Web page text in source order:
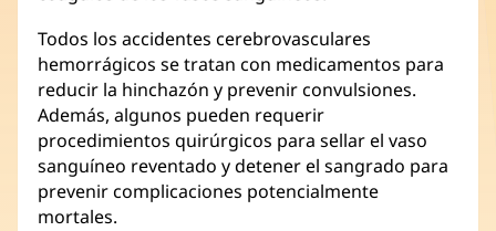
Todos los accidentes cerebrovasculares
hemorrágicos se tratan con medicamentos para
reducir la hinchazón y prevenir convulsiones.
Además, algunos pueden requerir
procedimientos quirúrgicos para sellar el vaso
sanguíneo reventado y detener el sangrado para
prevenir complicaciones potencialmente
mortales.